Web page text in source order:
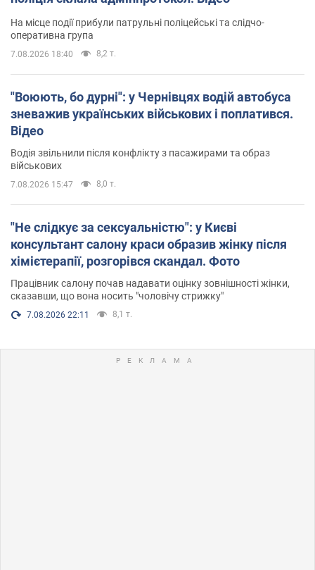
На місце події прибули патрульні поліцейські та слідчо-
оперативна група
7.08.2026 18:40 8,2 т.
"Воюють, бо дурні": у Чернівцях водій автобуса
зневажив українських військових і поплатився.
Відео
Водія звільнили після конфлікту з пасажирами та образ
військових
7.08.2026 15:47 8,0 т.
"Не слідкує за сексуальністю": у Києві
консультант салону краси образив жінку після
хімієтерапії, розгорівся скандал. Фото
Працівник салону почав надавати оцінку зовнішності жінки,
сказавши, що вона носить "чоловічу стрижку"
7.08.2026 22:11 8,1 т.